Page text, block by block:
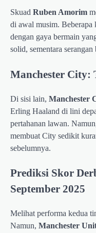
Skuad Ruben Amorim
di awal musim. Beberapa
dengan gaya bermain
solid, sementara
Manchester City:
Di sisi lain, Manchester
Erling Haaland di lini
pertahanan lawan.
membuat City sedikit
sebelumnya.
Prediksi Skor
September 2025
Melihat performa kedua
Namun, Manchester